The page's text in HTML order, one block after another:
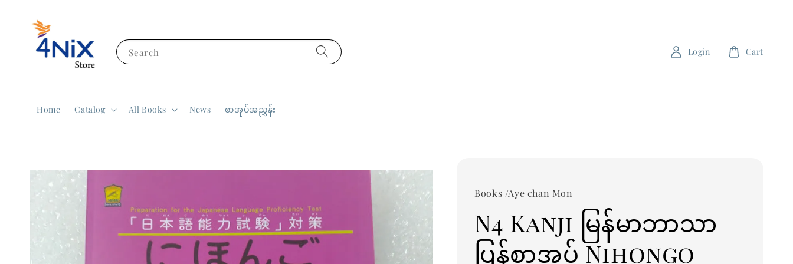
Search
Home Catalog All Books News စာအုပ်အညွှန်း
Login Cart
Books /Aye chan Mon
N4 Kanji မြန်မာဘာသာ
ပြန်စာအုပ် Nihongo